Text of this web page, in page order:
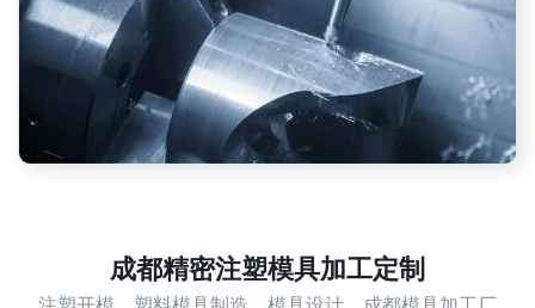
成都精密注塑模具加工定制